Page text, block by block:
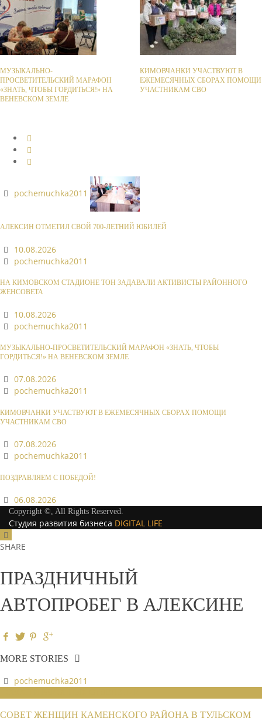
МУЗЫКАЛЬНО-
ПРОСВЕТИТЕЛЬСКИЙ МАРАФОН
«ЗНАТЬ, ЧТОБЫ ГОРДИТЬСЯ!» НА
ВЕНЕВСКОМ ЗЕМЛЕ
КИМОВЧАНКИ УЧАСТВУЮТ В
ЕЖЕМЕСЯЧНЫХ СБОРАХ ПОМОЩИ
УЧАСТНИКАМ СВО
pochemuchka2011
АЛЕКСИН ОТМЕТИЛ СВОЙ 700-ЛЕТНИЙ ЮБИЛЕЙ
10.08.2026
pochemuchka2011
НА КИМОВСКОМ СТАДИОНЕ ТОН ЗАДАВАЛИ АКТИВИСТЫ РАЙОННОГО
ЖЕНСОВЕТА
10.08.2026
pochemuchka2011
МУЗЫКАЛЬНО-ПРОСВЕТИТЕЛЬСКИЙ МАРАФОН «ЗНАТЬ, ЧТОБЫ
ГОРДИТЬСЯ!» НА ВЕНЕВСКОМ ЗЕМЛЕ
07.08.2026
pochemuchka2011
КИМОВЧАНКИ УЧАСТВУЮТ В ЕЖЕМЕСЯЧНЫХ СБОРАХ ПОМОЩИ
УЧАСТНИКАМ СВО
07.08.2026
pochemuchka2011
ПОЗДРАВЛЯЕМ С ПОБЕДОЙ!
06.08.2026
Copyright ©, All Rights Reserved.
Студия развития бизнеса DIGITAL LIFE
SHARE
ПРАЗДНИЧНЫЙ
АВТОПРОБЕГ В АЛЕКСИНЕ
MORE STORIES
pochemuchka2011
СОВЕТ ЖЕНЩИН КАМЕНСКОГО РАЙОНА В ТУЛЬСКОМ